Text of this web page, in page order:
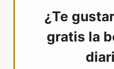
¿Te
gratis la